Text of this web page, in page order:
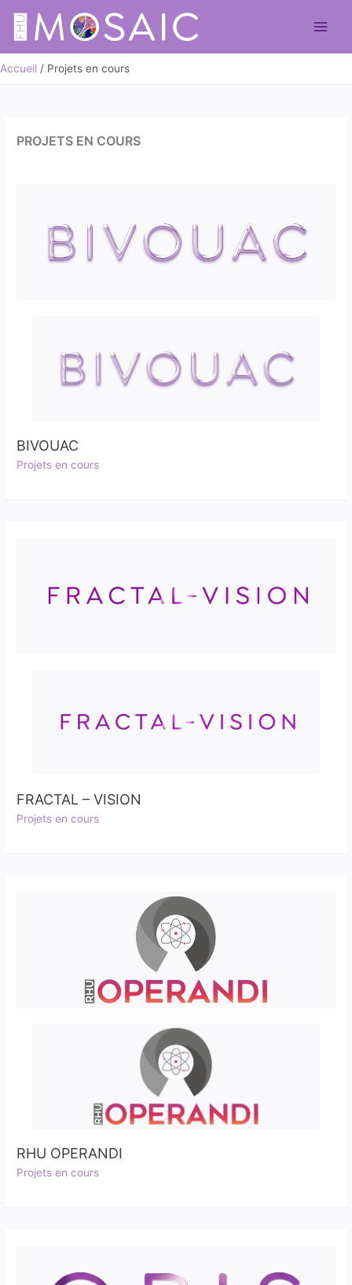
Accueil Projets en cours
PROJETS EN COURS
BIVOUAC
Projets en cours
FRACTAL – VISION
Projets en cours
RHU OPERANDI
Projets en cours